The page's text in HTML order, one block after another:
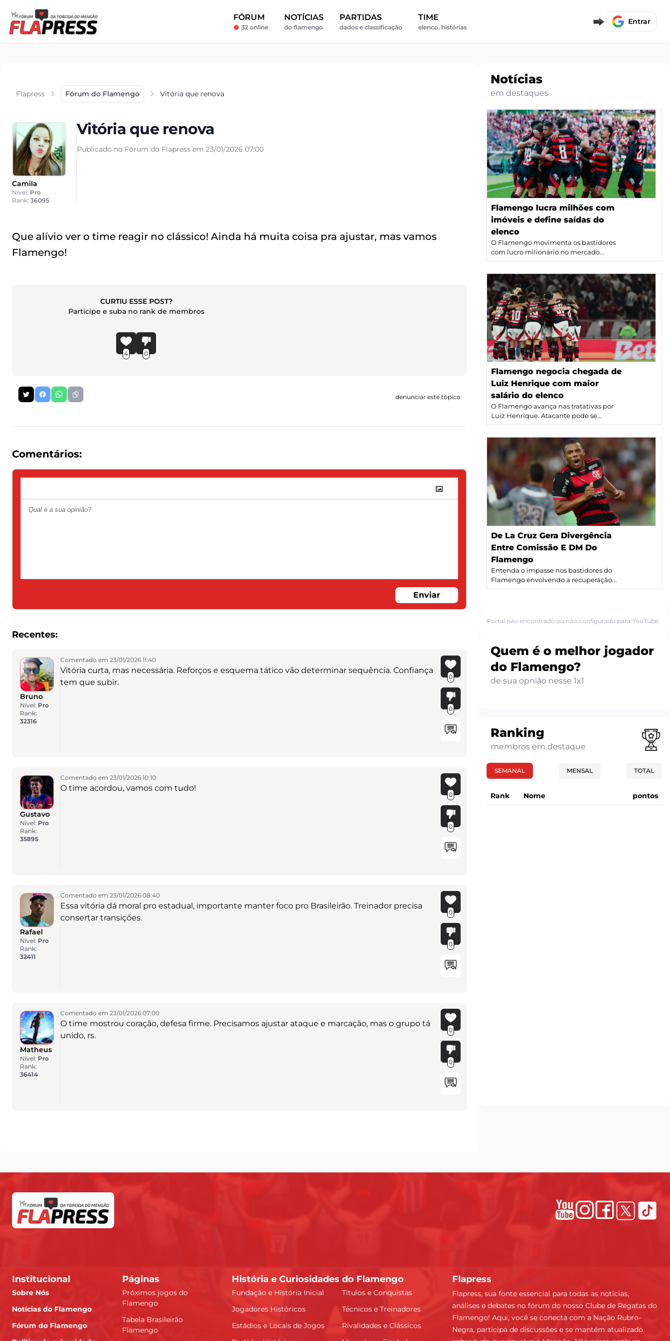
FÓRUM
32 online
NOTÍCIAS
do flamengo
PARTIDAS
dados e classificação
TIME
elenco, histórias
Entrar
Flapress Fórum do Flamengo Vitória que renova
Camila
Nível: Pro
Rank: 36095
Vitória que renova
Publicado no Fórum do Flapress em 23/01/2026 07:00
Que alívio ver o time reagir no clássico! Ainda há muita coisa pra ajustar, mas vamos
Flamengo!
CURTIU ESSE POST?
Participe e suba no rank de membros
4 0
denunciar este tópico
Comentários:
Enviar
Recentes:
Bruno
Nível: Pro
Rank:
32316
Comentado em 23/01/2026 11:40
Vitória curta, mas necessária. Reforços e esquema tático vão determinar sequência. Confiança
tem que subir.
0
0
Gustavo
Nível: Pro
Rank:
35895
Comentado em 23/01/2026 10:10
O time acordou, vamos com tudo!
0
0
Rafael
Nível: Pro
Rank:
32411
Comentado em 23/01/2026 08:40
Essa vitória dá moral pro estadual, importante manter foco pro Brasileirão. Treinador precisa
consertar transições.
0
0
Matheus
Nível: Pro
Rank:
36414
Comentado em 23/01/2026 07:00
O time mostrou coração, defesa firme. Precisamos ajustar ataque e marcação, mas o grupo tá
unido, rs.
0
0
Notícias
em destaques
Flamengo lucra milhões com
imóveis e define saídas do
elenco
O Flamengo movimenta os bastidores
com lucro milionário no mercado...
Flamengo negocia chegada de
Luiz Henrique com maior
salário do elenco
O Flamengo avança nas tratativas por
Luiz Henrique. Atacante pode se...
De La Cruz Gera Divergência
Entre Comissão E DM Do
Flamengo
Entenda o impasse nos bastidores do
Flamengo envolvendo a recuperação...
Portal não encontrado ou não configurado para YouTube.
Quem é o melhor jogador
do Flamengo?
de sua opnião nesse 1x1
Ranking
membros em destaque
SEMANAL MENSAL TOTAL
Rank Nome pontos
Institucional
Sobre Nós
Notícias do Flamengo
Fórum do Flamengo
Páginas
Próximos jogos do
Flamengo
Tabela Brasileirão
Flamengo
História e Curiosidades do Flamengo
Fundação e História Inicial
Títulos e Conquistas
Jogadores Históricos
Técnicos e Treinadores
Estádios e Locais de Jogos
Rivalidades e Clássicos
Flapress
Flapress, sua fonte essencial para todas as notícias,
análises e debates no fórum do nosso Clube de Regatas do
Flamengo! Aqui, você se conecta com a Nação Rubro-
Negra, participa de discussões e se mantém atualizado